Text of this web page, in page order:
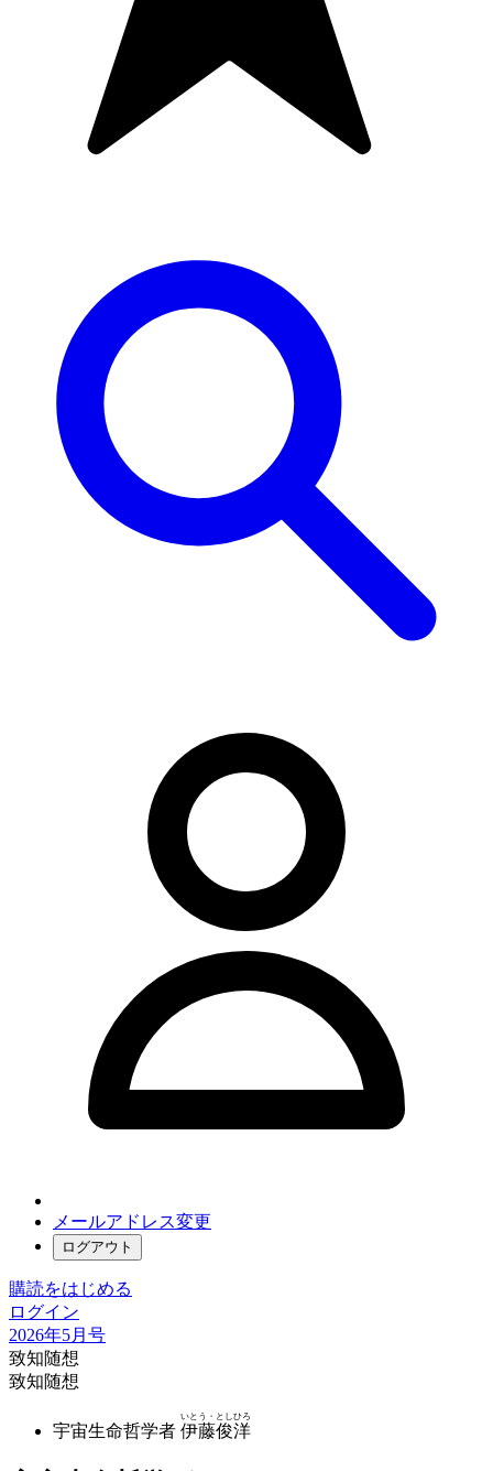
メールアドレス変更
ログアウト
購読をはじめる
ログイン
2026年5月号
致知随想
致知随想
宇宙生命哲学者 伊藤俊洋
いとう・としひろ